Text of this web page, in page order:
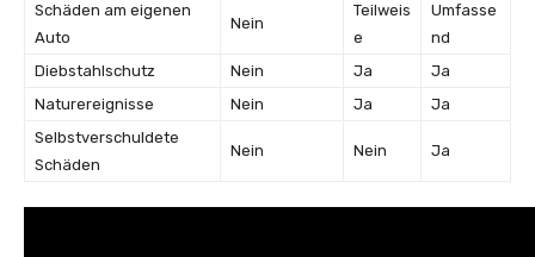
Schäden am eigenen
Auto
Nein
Teilweis
e
Umfasse
nd
Diebstahlschutz
Nein Ja
Ja
Naturereignisse
Nein Ja
Ja
Selbstverschuldete
Schäden
Nein Nein Ja